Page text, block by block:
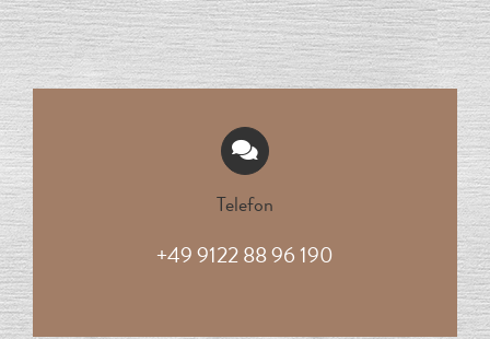
Telefon
+49 912288 96 190